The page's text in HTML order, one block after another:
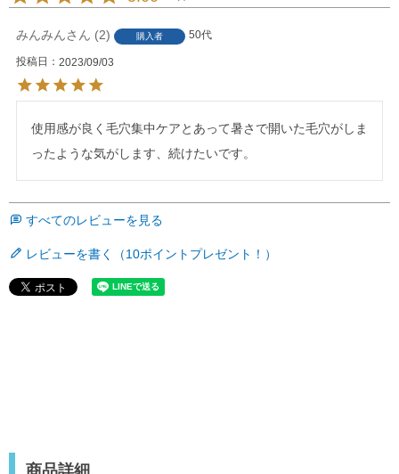
みんみん 2 購入者 50代
投稿日 2023/09/03
使用感が良く毛穴集中ケアとあって暑さで開いた毛穴がしま
ったような気がします、続けたいです。
すべてのレビューを見る
レビューを書く（10ポイントプレゼント！）
商品詳細